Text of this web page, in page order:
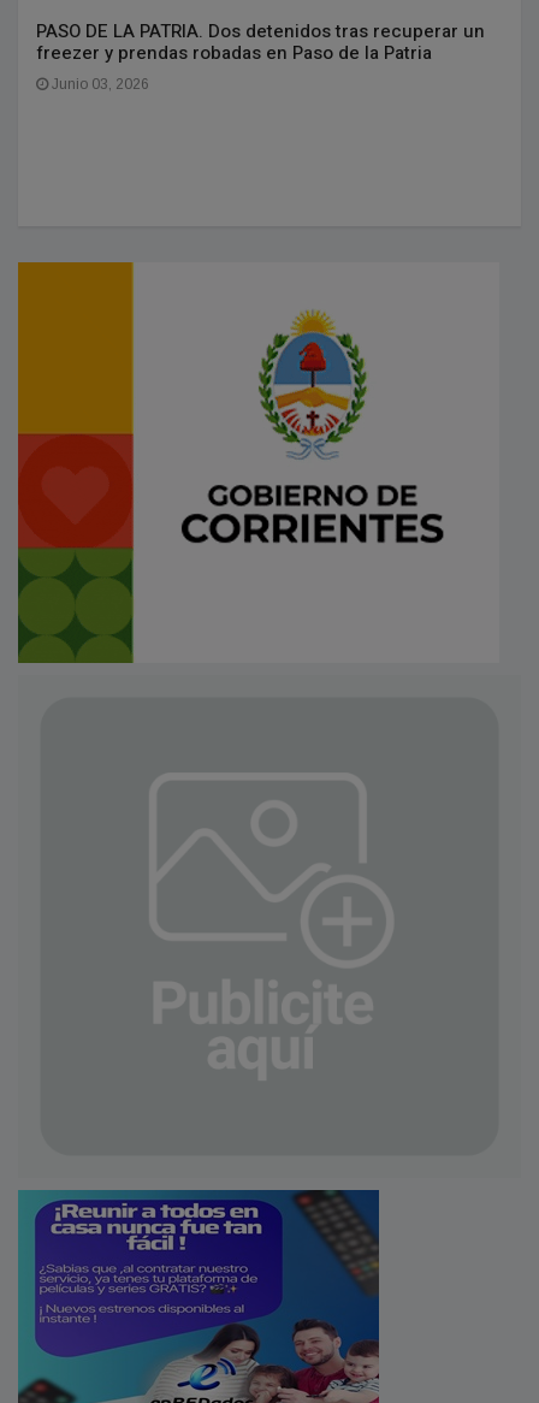
PASO DE LA PATRIA. Dos detenidos tras recuperar un
freezer y prendas robadas en Paso de la Patria
Junio 03, 2026